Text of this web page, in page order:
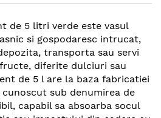
de 5 litri verde este vasul
si gospodaresc intrucat,
transporta sau servi
diferite dulciuri sau
de 5 l are la baza fabricatiei
sub denumirea de
capabil sa absoarba socul